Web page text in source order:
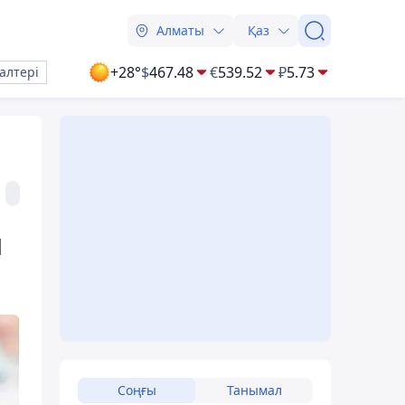
Алматы Қаз
+28°$467.48 €539.52 ₽5.73
Соңғы Танымал